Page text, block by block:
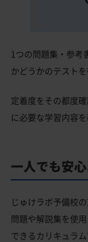
1つの問題集・参考
かどうかのテストを
定着度をその都度
に必要な学習内容
一人でも安
じゅけラボ予備校
問題や解説集を使
できるカリキュラ